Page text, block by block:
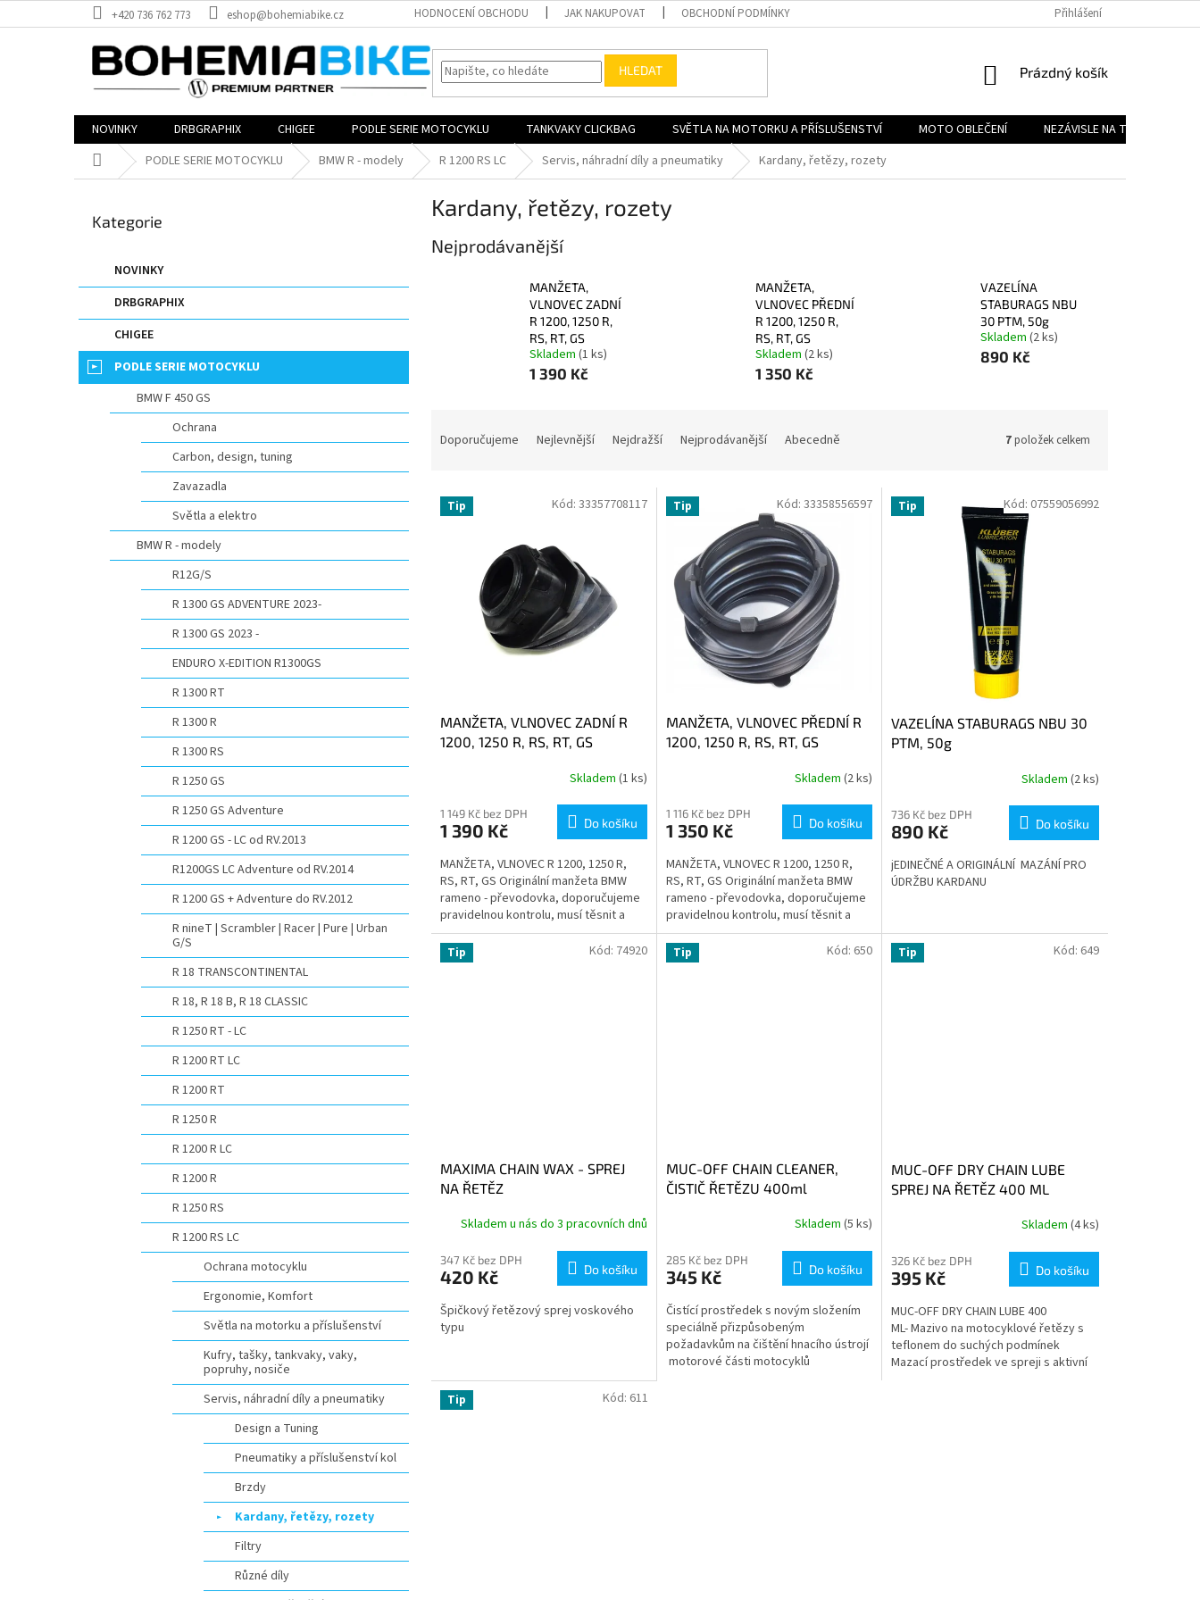
na
+420 736 762 773 eshop@bohemiabike.cz HODNOCENÍ OBCHODU JAK NAKUPOVAT OBCHODNÍ PODMÍNKY REKLAMAČNÍ ŘÁD
Přihlášení
HLEDAT
NÁKUPNÍ
Prázdný košík
NOVINKY DRBGRAPHIX CHIGEE PODLE SERIE MOTOCYKLU TANKVAKY CLICKBAG SVĚTLA NA MOTORKU A PŘÍSLUŠENSTVÍ MOTO OBLEČENÍ
NEZÁVISLE NA TYPU
Domů PODLE SERIE MOTOCYKLU BMW R - modely R 1200 RS LC Servis, náhradní díly a pneumatiky Kardany, řetězy, rozety
a
n
a
Přeskočit
Kategorie
NOVINKY
DRBGRAPHIX
CHIGEE
PODLE SERIE MOTOCYKLU
BMW F 450 GS
Ochrana
Carbon, design, tuning
Zavazadla
Světla a elektro
BMW R - modely
R12G/S
R 1300 GS ADVENTURE 2023-
R 1300 GS 2023 -
ENDURO X-EDITION R1300GS
R 1300 RT
R 1300 R
R 1300 RS
R 1250 GS
R 1250 GS Adventure
R 1200 GS - LC od RV.2013
R1200GS LC Adventure od RV.2014
R 1200 GS + Adventure do RV.2012
R nineT | Scrambler | Racer | Pure | Urban
G/S
R 18 TRANSCONTINENTAL
R 18, R 18 B, R 18 CLASSIC
R 1250 RT - LC
R 1200 RT LC
R 1200 RT
R 1250 R
R 1200 R LC
R 1200 R
R 1250 RS
R 1200 RS LC
Ochrana motocyklu
Ergonomie, Komfort
Světla na motorku a příslušenství
Kufry, tašky, tankvaky, vaky,
popruhy, nosiče
Servis, náhradní díly a pneumatiky
Design a Tuning
Pneumatiky a příslušenství kol
Brzdy
Kardany, řetězy, rozety
Filtry
Různé díly
Kardany, řetězy, rozety
Nejprodávanější
MANŽETA,
VLNOVEC ZADNÍ
R 1200, 1250 R,
RS, RT, GS
Skladem (1 ks)
1 390 Kč
MANŽETA,
VLNOVEC PŘEDNÍ
R 1200, 1250 R,
RS, RT, GS
Skladem (2 ks)
1 350 Kč
VAZELÍNA
STABURAGS NBU
30 PTM, 50g
Skladem(2 ks)
890 Kč
n
Doporučujeme Nejlevnější Nejdražší Nejprodávanější Abecedně 7položek celkem
V Tip
MANŽETA, VLNOVEC ZADNÍ R
1200, 1250 R, RS, RT, GS
Skladem (1 ks)
1 149 Kč bez DPH
1 390 Kč Do košíku
MANŽETA, VLNOVEC R 1200, 1250 R,
RS, RT, GS Originální manžeta BMW
rameno - převodovka, doporučujeme
pravidelnou kontrolu, musí těsnit a
nesmí být popraskaná, hrozí...
Kód: 33357708117 Tip
MANŽETA, VLNOVEC PŘEDNÍ R
1200, 1250 R, RS, RT, GS
Skladem(2 ks)
1 116 Kč bez DPH
1 350 Kč Do košíku
MANŽETA, VLNOVEC R 1200, 1250 R,
RS, RT, GS Originální manžeta BMW
rameno - převodovka, doporučujeme
pravidelnou kontrolu, musí těsnit a
nesmí být popraskaná, hrozí...
Kód:33358556597 Tip
VAZELÍNA STABURAGS NBU 30
PTM, 50g
Skladem (2 ks)
736 Kč bez DPH
890 Kč Do košíku
jEDINEČNÉ A ORIGINÁLNÍ MAZÁNÍ PRO
ÚDRŽBU KARDANU
Kód: 07559056992
Tip
MAXIMA CHAIN WAX - SPREJ
NA ŘETĚZ
Skladem u nás do 3 pracovních dnů
347 Kč bez DPH
420 Kč Do košíku
Špičkový řetězový sprej voskového
typu
Kód: 74920 Tip
MUC-OFF CHAIN CLEANER,
ČISTIČ ŘETĚZU 400ml
Skladem(5 ks)
285 Kč bez DPH
345 Kč Do košíku
Čistící prostředek s novým složením
speciálně přizpůsobeným
požadavkům na čištění hnacího ústrojí
motorové části motocyklů
Kód: 650 Tip
MUC-OFF DRY CHAIN LUBE
SPREJ NA ŘETĚZ 400 ML
Skladem (4 ks)
326 Kč bez DPH
395 Kč Do košíku
MUC-OFF DRY CHAIN LUBE 400
ML- Mazivo na motocyklové řetězy s
teflonem do suchých podmínek
Mazací prostředek ve spreji s aktivní
Kód: 649
Tip Kód: 611